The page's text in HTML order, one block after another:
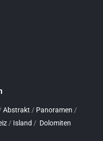
Abstrakt / Panoramen /
/ Island / Dolomiten